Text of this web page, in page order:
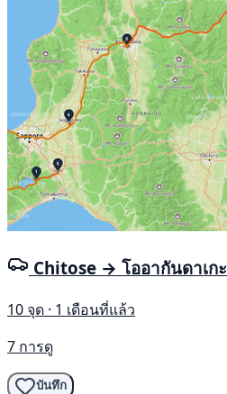
Chitose → โออากันดาเกะ
10 จุด · 1 เดือนที่แล้ว
7 การดู
บันทึก